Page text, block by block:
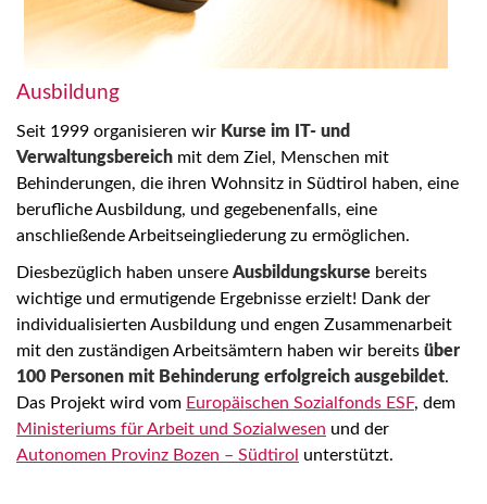
Ausbildung
Seit 1999 organisieren wir Kurse im IT- und
Verwaltungsbereich mit dem Ziel, Menschen mit
Behinderungen, die ihren Wohnsitz in Südtirol haben, eine
berufliche Ausbildung, und gegebenenfalls, eine
anschließende Arbeitseingliederung zu ermöglichen.
Diesbezüglich haben unsere Ausbildungskurse bereits
wichtige und ermutigende Ergebnisse erzielt! Dank der
individualisierten Ausbildung und engen Zusammenarbeit
mit den zuständigen Arbeitsämtern haben wir bereits über
100 Personen mit Behinderung erfolgreich ausgebildet.
Das Projekt wird vom Europäischen Sozialfonds ESF, dem
Ministeriums für Arbeit und Sozialwesen und der
Autonomen Provinz Bozen – Südtirol unterstützt.